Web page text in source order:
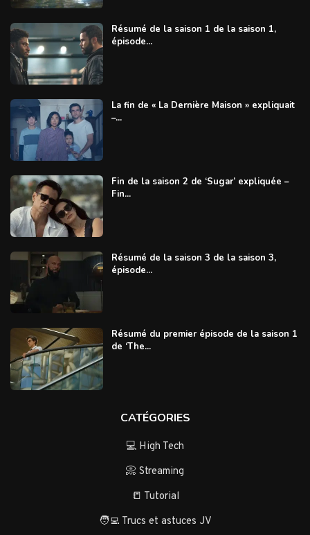
Résumé de la saison 1 de la saison 1,
épisode...
La fin de « La Dernière Maison » expliquait
–...
Fin de la saison 2 de ‘Sugar’ expliquée –
Fin...
Résumé de la saison 3 de la saison 3,
épisode...
Résumé du premier épisode de la saison 1
de ‘The...
CATÉGORIES
💻 High Tech
📀 Streaming
📒 Tutorial
🧑‍💻 Trucs et astuces JV